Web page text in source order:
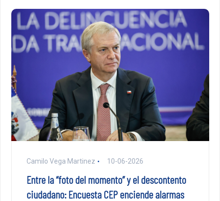
Camilo Vega Martinez 10-06-2026
Entre la “foto del momento” y el descontento
ciudadano: Encuesta CEP enciende alarmas